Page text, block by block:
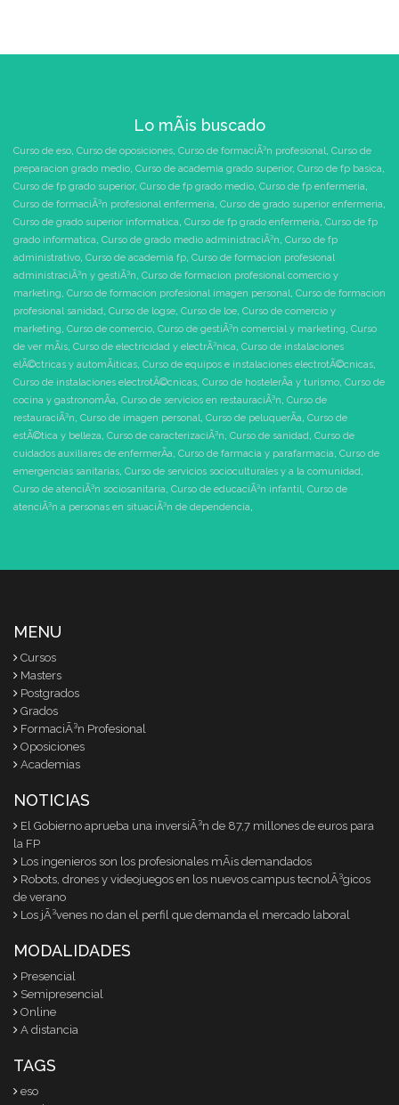
Lo mÃ¡s buscado
Curso de eso, Curso de oposiciones, Curso de formaciÃ³n profesional, Curso de
preparacion grado medio, Curso de academia grado superior, Curso de fp basica,
Curso de fp grado superior, Curso de fp grado medio, Curso de fp enfermeria,
Curso de formaciÃ³n profesional enfermeria, Curso de grado superior enfermeria,
Curso de grado superior informatica, Curso de fp grado enfermeria, Curso de fp
grado informatica, Curso de grado medio administraciÃ³n, Curso de fp
administrativo, Curso de academia fp, Curso de formacion profesional
administraciÃ³n y gestiÃ³n, Curso de formacion profesional comercio y
marketing, Curso de formacion profesional imagen personal, Curso de formacion
profesional sanidad, Curso de logse, Curso de loe, Curso de comercio y
marketing, Curso de comercio, Curso de gestiÃ³n comercial y marketing, Curso
de ver mÃ¡s, Curso de electricidad y electrÃ³nica, Curso de instalaciones
elÃ©ctricas y automÃ¡ticas, Curso de equipos e instalaciones electrotÃ©cnicas,
Curso de instalaciones electrotÃ©cnicas, Curso de hostelerÃ­a y turismo, Curso de
cocina y gastronomÃ­a, Curso de servicios en restauraciÃ³n, Curso de
restauraciÃ³n, Curso de imagen personal, Curso de peluquerÃ­a, Curso de
estÃ©tica y belleza, Curso de caracterizaciÃ³n, Curso de sanidad, Curso de
cuidados auxiliares de enfermerÃ­a, Curso de farmacia y parafarmacia, Curso de
emergencias sanitarias, Curso de servicios socioculturales y a la comunidad,
Curso de atenciÃ³n sociosanitaria, Curso de educaciÃ³n infantil, Curso de
atenciÃ³n a personas en situaciÃ³n de dependencia,
MENU
Cursos
Masters
Postgrados
Grados
FormaciÃ³n Profesional
Oposiciones
Academias
NOTICIAS
El Gobierno aprueba una inversiÃ³n de 87,7 millones de euros para
la FP
Los ingenieros son los profesionales mÃ¡s demandados
Robots, drones y videojuegos en los nuevos campus tecnolÃ³gicos
de verano
Los jÃ³venes no dan el perfil que demanda el mercado laboral
MODALIDADES
Presencial
Semipresencial
Online
A distancia
TAGS
eso